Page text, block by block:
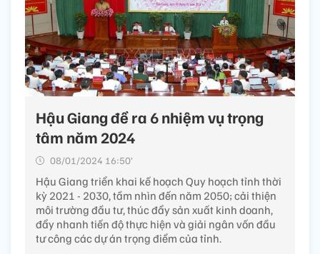
Hậu Giang đề ra 6 nhiệm vụ trọng
tâm năm 2024
08/01/2024 16:50’
Hậu Giang triển khai kế hoạch Quy hoạch tỉnh thời
kỳ 2021 - 2030, tầm nhìn đến năm 2050; cải thiện
môi trường đầu tư, thúc đẩy sản xuất kinh doanh,
đẩy nhanh tiến độ thực hiện và giải ngân vốn đầu
tư công các dự án trọng điểm của tỉnh.